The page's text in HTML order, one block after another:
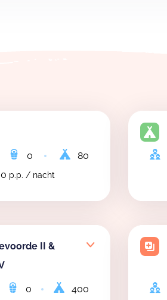
0
80
p.p. / nacht
II &
0 400